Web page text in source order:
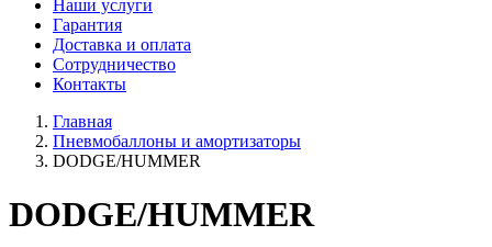
Наши услуги
Гарантия
Доставка и оплата
Сотрудничество
Контакты
Главная
Пневмобаллоны и амортизаторы
DODGE/HUMMER
DODGE/HUMMER